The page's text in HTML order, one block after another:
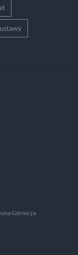
ustawy
Górnicza